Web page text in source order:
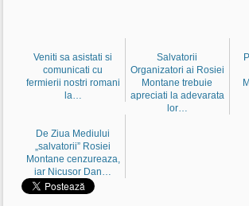
Veniti sa asistati si
comunicati cu
fermierii nostri romani
la…
Salvatorii
Organizatori ai Rosiei
Montane trebuie
apreciati la adevarata
lor…
De Ziua Mediului
„salvatorii” Rosiei
Montane cenzureaza,
iar Nicusor Dan…